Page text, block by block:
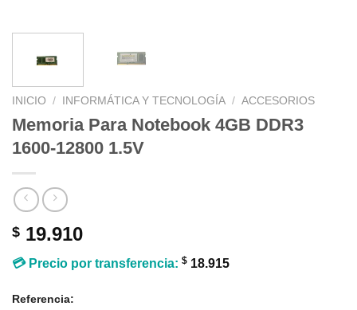
INICIO / INFORMÁTICA Y TECNOLOGÍA / ACCESORIOS
Memoria Para Notebook 4GB DDR3
1600-12800 1.5V
$ 19.910
💳 Precio por transferencia: $ 18.915
Referencia: